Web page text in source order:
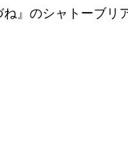
』のシャトーブリ